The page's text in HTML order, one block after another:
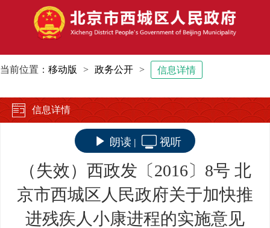
当前位置： 移动版 > 政务公开 > 信息详情
信息详情
朗读 | 视听
（失效）西政发〔2016〕8号 北
京市西城区人民政府关于加快推
进残疾人小康进程的实施意见